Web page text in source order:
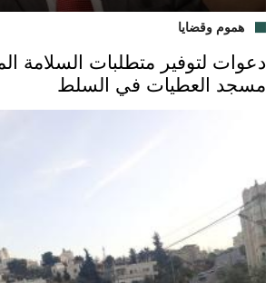
هموم وقضايا
دعوات لتوفير متطلبات السلامة
مسجد العطيات في السلط